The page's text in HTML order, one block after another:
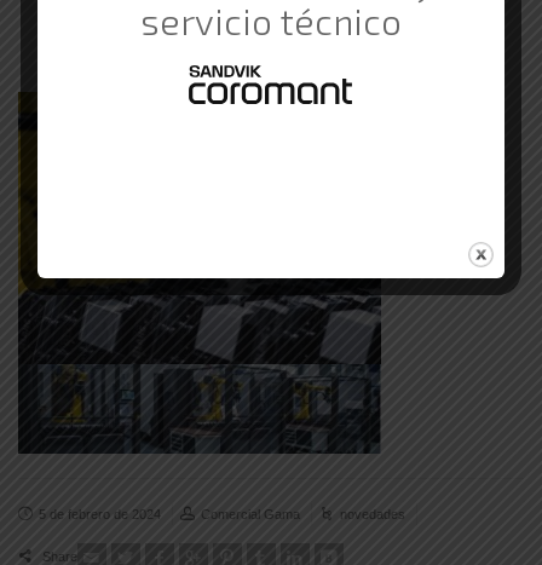
5 de febrero de 2024 Comercial Gama novedades
Share
servicio técnico